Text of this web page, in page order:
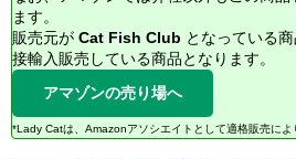
ます。
販売元が Cat Fish Club となっている
接輸入販売している商品となります。
アマゾンの売り場へ
*Lady Catは、Amazonアソシエイトとして適格販売によ